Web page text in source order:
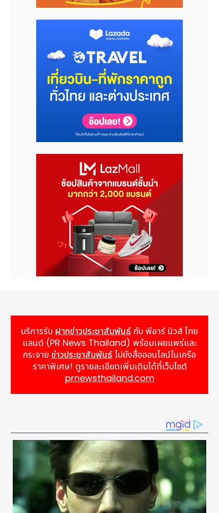
บริการรับ ฝากข่าวประชาสัมพันธ์ กับ พีอาร์ นิวส์ ไทย
แลนด์ (PR News Thailand) พร้อมเผยแพร่และ
กระจาย ข่าวประชาสัมพันธ์ ไปยังสื่อออนไลน์ในเครือ
ราคาพิเศษ! ดูรายละเอียดเพิ่มเติมได้ที่เว็บไซต์
prnewsthailand.com